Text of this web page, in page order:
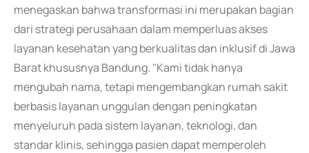
menegaskan bahwa transformasi ini merupakan bagian
dari strategi perusahaan dalam memperluas akses
layanan kesehatan yang berkualitas dan inklusif di Jawa
Barat khususnya Bandung. "Kami tidak hanya
mengubah nama, tetapi mengembangkan rumah sakit
berbasis layanan unggulan dengan peningkatan
menyeluruh pada sistem layanan, teknologi, dan
standar klinis, sehingga pasien dapat memperoleh